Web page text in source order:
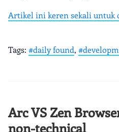
Artikel ini keren sekali untuk
Tags: #daily found,
Arc VS Zen
non-technical